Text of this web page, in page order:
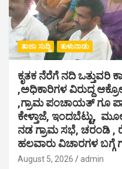
ತಾಜಾ ಸುದ್ದಿ ತುಳುನಾಡು
ಕೃತಕ ನೆರೆಗೆ ನದಿ ಒತ್ತುವರಿ
,ಅಧಿಕಾರಿಗಳ ವಿರುದ್ದ
,ಗ್ರಾಮ ಪಂಚಾಯತ್ ಗೂ
ಕೇಳ್ತಾಜೆ, ಇಂದಬೆಟ್ಟು,
ನಡ ಗ್ರಾಮ ಸಭೆ, ಚರಂಡಿ ,
ಹಲವಾರು ವಿಚಾರಗಳ ಬಗ್ಗೆ
August 5, 2026 admin